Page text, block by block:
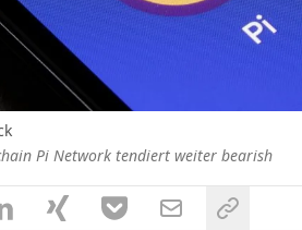
Pi Network tendiert weiter bearish